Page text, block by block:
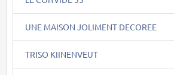
UNE MAISON JOLIMENT DECOREE
TRISO KIINENVEUT